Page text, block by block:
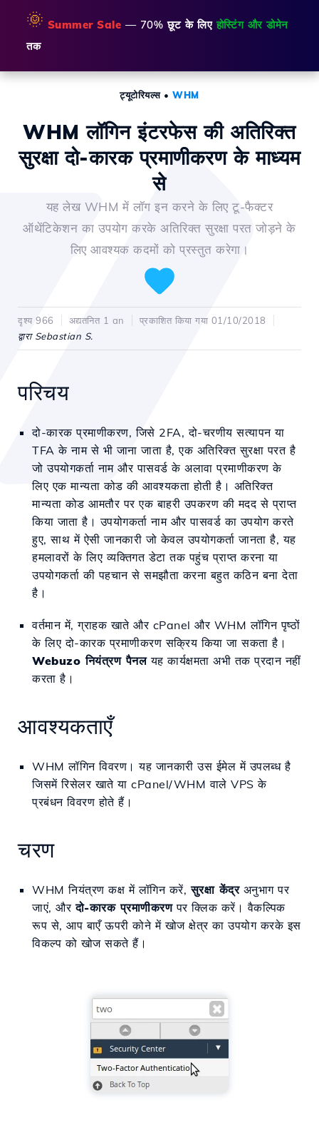
🌞 Summer Sale — 70% छूट के लिएहोस्टिंग और डोमेन
तक
ट्यूटोरियल्स•WHM
WHM लॉगिन इंटरफेस की अतिरिक्त
सुरक्षा दो-कारक प्रमाणीकरण के माध्यम
से
यह लेख WHM में लॉग इन करने के लिए टू-फैक्टर
ऑथेंटिकेशन का उपयोग करके अतिरिक्त सुरक्षा परत जोड़ने के
लिए आवश्यक कदमों को प्रस्तुत करेगा।
दृश्य 966 अद्यतनित 1 an
प्रकाशित किया गया 01/10/2018
द्वारा Sebastian S.
परिचय
दो-कारक प्रमाणीकरण, जिसे 2FA, दो-चरणीय सत्यापन या
TFA के नाम से भी जाना जाता है, एक अतिरिक्त सुरक्षा परत है
जो उपयोगकर्ता नाम और पासवर्ड के अलावा प्रमाणीकरण के
लिए एक मान्यता कोड की आवश्यकता होती है। अतिरिक्त
मान्यता कोड आमतौर पर एक बाहरी उपकरण की मदद से प्राप्त
किया जाता है। उपयोगकर्ता नाम और पासवर्ड का उपयोग करते
हुए, साथ में ऐसी जानकारी जो केवल उपयोगकर्ता जानता है, यह
हमलावरों के लिए व्यक्तिगत डेटा तक पहुंच प्राप्त करना या
उपयोगकर्ता की पहचान से समझौता करना बहुत कठिन बना देता
है।
वर्तमान में, ग्राहक खाते और cPanel और WHM लॉगिन पृष्ठों
के लिए दो-कारक प्रमाणीकरण सक्रिय किया जा सकता है।
Webuzo नियंत्रण पैनलयह कार्यक्षमता अभी तक प्रदान नहीं
करता है।
आवश्यकताएँ
WHM लॉगिन विवरण। यह जानकारी उस ईमेल में उपलब्ध है
जिसमें रिसेलर खाते या cPanel/WHM वाले VPS के
प्रबंधन विवरण होते हैं।
चरण
WHM नियंत्रण कक्ष में लॉगिन करें,सुरक्षा केंद्रअनुभाग पर
जाएं, औरदो-कारक प्रमाणीकरणपर क्लिक करें। वैकल्पिक
रूप से, आप बाएँ ऊपरी कोने में खोज क्षेत्र का उपयोग करके इस
विकल्प को खोज सकते हैं।